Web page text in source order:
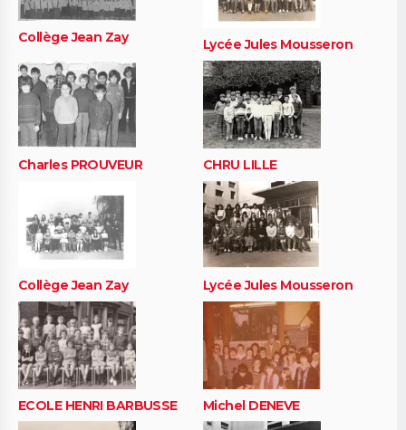
Collège Jean Zay Lycée Jules Mousseron
Charles PROUVEUR CHRU LILLE
Collège Jean Zay Lycée Jules Mousseron
ECOLE HENRI BARBUSSE Michel DENEVE